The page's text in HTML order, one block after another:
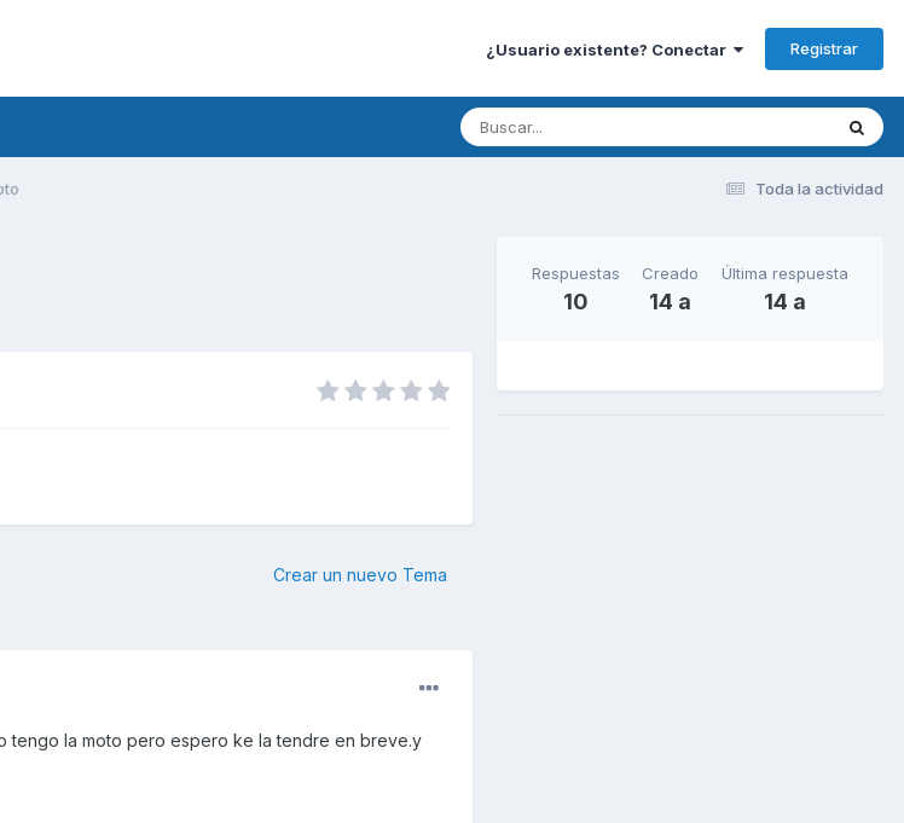
¿Usuario existente? Conectar Registrar
Toda la actividad
Crear un nuevo Tema
tengo la moto pero espero ke la tendre en breve.y
Respuestas
10
Creado
14 a
Última respuesta
14 a